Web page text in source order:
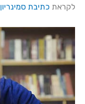
לקראת כתיבת סמינריון